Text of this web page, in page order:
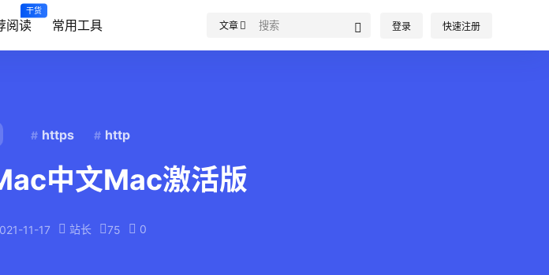
阅读
干货
常用工具 文章 登录 快速注册
https http
中文Mac激活版
11-17 站长 75 0